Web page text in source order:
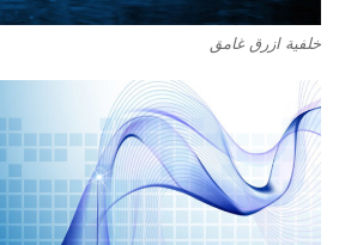
خلفية ازرق غامق